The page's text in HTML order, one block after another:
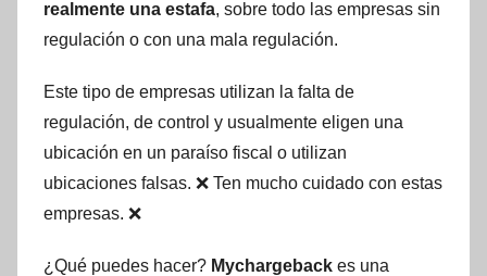
realmente una estafa, sobre todo las empresas sin
regulación o con una mala regulación.
Este tipo de empresas utilizan la falta de
regulación, de control y usualmente eligen una
ubicación en un paraíso fiscal o utilizan
ubicaciones falsas. ❌ Ten mucho cuidado con estas
empresas. ❌
¿Qué puedes hacer? Mychargeback es una